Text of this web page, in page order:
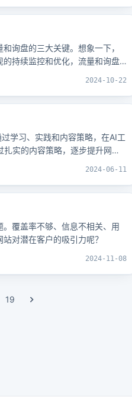
询盘的三大关键。想象一下，
持续监控和优化，流量和询盘
2024-10-22
学习、实践和内容策略，在AI工
实的内容策略，逐步提升网站
2024-06-11
覆盖率不够、信息不相关、用
对潜在客户的吸引力呢？
2024-11-08
19